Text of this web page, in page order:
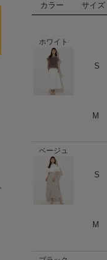
カラー サイズ
ホワイト
S
M
ベージュ
S
M